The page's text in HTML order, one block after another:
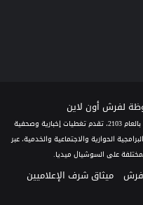
مؤسسة إعلامية سورية مستقلة تأسست في كفرنبل بالعام 2103، تقدم تغطيات إخبارية وصحفية
الحوارية والاجتماعية والخدمية، عبر
فرش ميثاق شرف الإعلاميين